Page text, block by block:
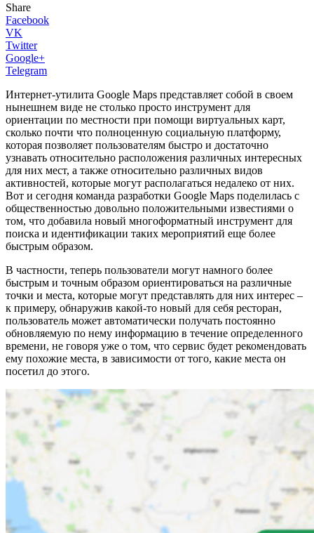
Share
Facebook
VK
Twitter
Google+
Telegram
Интернет-утилита Google Maps представляет собой в своем
нынешнем виде не столько просто инструмент для
ориентации по местности при помощи виртуальных карт,
сколько почти что полноценную социальную платформу,
которая позволяет пользователям быстро и достаточно
узнавать относительно расположения различных интересных
для них мест, а также относительно различных видов
активностей, которые могут располагаться недалеко от них.
Вот и сегодня команда разработки Google Maps поделилась с
общественностью довольно положительными известиями о
том, что добавила новый многоформатный инструмент для
поиска и идентификации таких мероприятий еще более
быстрым образом.
В частности, теперь пользователи могут намного более
быстрым и точным образом ориентироваться на различные
точки и места, которые могут представлять для них интерес –
к примеру, обнаружив какой-то новый для себя ресторан,
пользователь может автоматически получать постоянно
обновляемую по нему информацию в течение определенного
времени, не говоря уже о том, что сервис будет рекомендовать
ему похожие места, в зависимости от того, какие места он
посетил до этого.